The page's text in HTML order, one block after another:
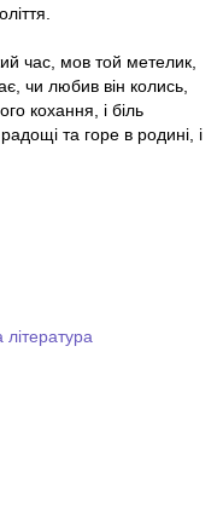
час, мов той метелик,
чи любив він колись,
кохання, і біль
та горе в родині, і
література